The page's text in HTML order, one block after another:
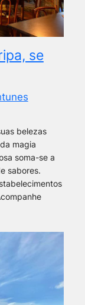
se
belezas
magia
soma-se a
sabores.